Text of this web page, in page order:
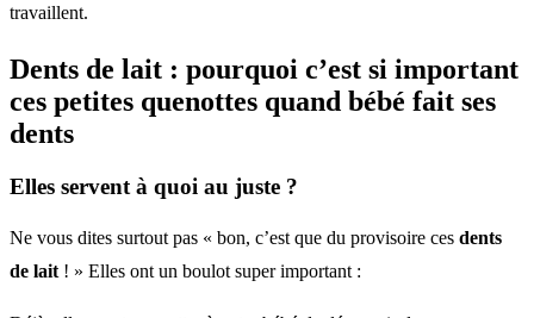
travaillent.
Dents de lait : pourquoi c’est si important
ces petites quenottes quand bébé fait ses
dents
Elles servent à quoi au juste ?
Ne vous dites surtout pas « bon, c’est que du provisoire ces dents
de lait ! » Elles ont un boulot super important :